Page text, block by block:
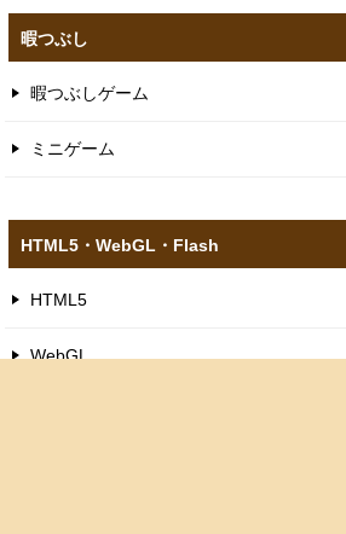
暇つぶし
暇つぶしゲーム
ミニゲーム
HTML5​・WebGL​・Flash
HTML5
WebGL